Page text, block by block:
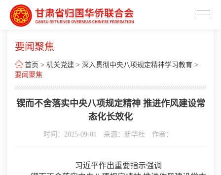
要闻聚焦
 首页 > 机关党建 > 深入贯彻中央八项规定精神学习教育 >
要闻聚焦
锲而不舍落实中央八项规定精神 推进作风建设常
态化长效化
时间：2025-09-01 来源：新华社 作者：
习近平作出重要指示强调